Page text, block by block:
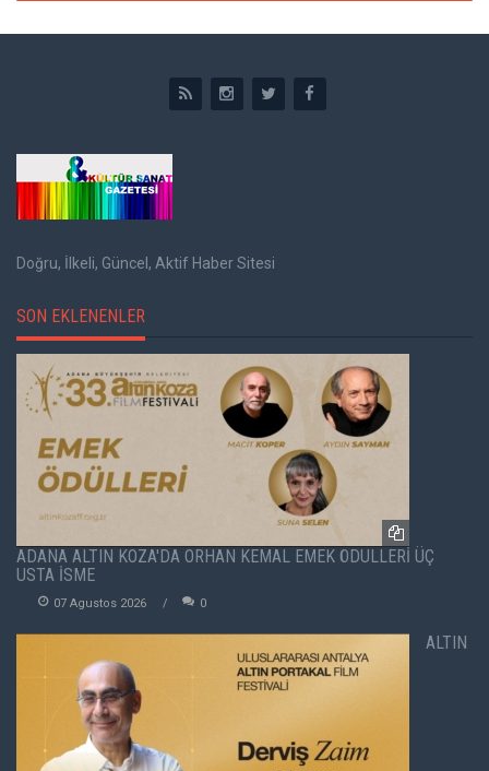
Doğru, İlkeli, Güncel, Aktif Haber Sitesi
SON EKLENENLER
ADANA ALTIN KOZA'DA ORHAN KEMAL EMEK ÖDÜLLERİ ÜÇ
USTA İSME
07 Agustos 2026 0
ALTIN